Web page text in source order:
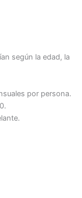
según la edad, la
por persona.